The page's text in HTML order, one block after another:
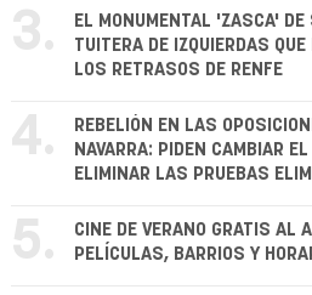
3.
EL MONUMENTAL 'ZASCA'
TUITERA DE IZQUIERDAS
LOS RETRASOS DE RENFE
4.
REBELIÓN EN LAS
NAVARRA: PIDEN CAMBIAR
ELIMINAR LAS PRUEBAS
5.
CINE DE VERANO GRATIS AL
PELÍCULAS, BARRIOS Y